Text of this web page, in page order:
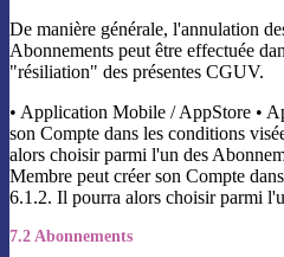
De manière générale, l'annulation
Abonnements peut être effectuée
"résiliation" des présentes CGUV.
• Application Mobile / AppStore •
son Compte dans les conditions
alors choisir parmi l'un des
Membre peut créer son Compte
6.1.2. Il pourra alors choisir parmi
7.2 Abonnements